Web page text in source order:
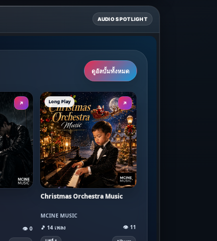
AUDIO SPOTLIGHT